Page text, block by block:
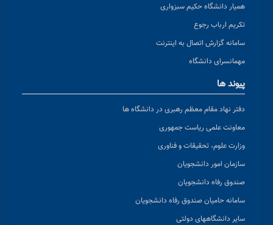
همیار دانشگاه حکیم سبزواری
تکریم ارباب رجوع
سامانه گزارش اتصال به اینترنت
مهمانسرای دانشگاه
پیوند ها
دفتر نهاد مقام معظم رهبری در دانشگاه ها
معاونت علمی ریاست جمهوری
وزارت علوم، تحقیقات و فناوری
سازمان امور دانشجویان
صندوق رفاه دانشجویان
سامانه حامیان صندوق رفاه دانشجویان
سایر دانشگاههای دولتی